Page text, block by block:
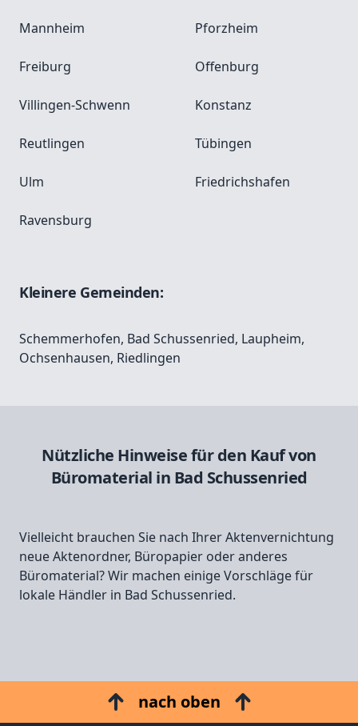
Mannheim Pforzheim
Freiburg Offenburg
Villingen-Schwenn Konstanz
Reutlingen Tübingen
Ulm Friedrichshafen
Ravensburg
Kleinere Gemeinden:
Schemmerhofen, Bad Schussenried, Laupheim,
Ochsenhausen, Riedlingen
Nützliche Hinweise für den Kauf von
Büromaterial in Bad Schussenried
Vielleicht brauchen Sie nach Ihrer Aktenvernichtung
neue Aktenordner, Büropapier oder anderes
Büromaterial? Wir machen einige Vorschläge für
lokale Händler in Bad Schussenried.
nach oben